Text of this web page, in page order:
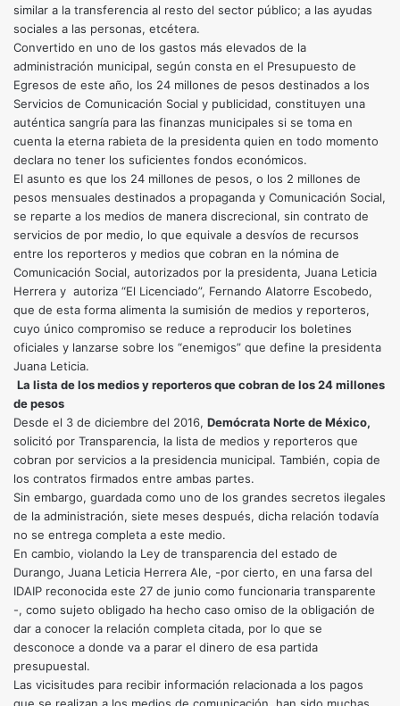
similar a la transferencia al resto del sector público; a las ayudas
sociales a las personas, etcétera.
Convertido en uno de los gastos más elevados de la
administración municipal, según consta en el Presupuesto de
Egresos de este año, los 24 millones de pesos destinados a los
Servicios de Comunicación Social y publicidad, constituyen una
auténtica sangría para las finanzas municipales si se toma en
cuenta la eterna rabieta de la presidenta quien en todo momento
declara no tener los suficientes fondos económicos.
El asunto es que los 24 millones de pesos, o los 2 millones de
pesos mensuales destinados a propaganda y Comunicación Social,
se reparte a los medios de manera discrecional, sin contrato de
servicios de por medio, lo que equivale a desvíos de recursos
entre los reporteros y medios que cobran en la nómina de
Comunicación Social, autorizados por la presidenta, Juana Leticia
Herrera y autoriza “El Licenciado”, Fernando Alatorre Escobedo,
que de esta forma alimenta la sumisión de medios y reporteros,
cuyo único compromiso se reduce a reproducir los boletines
oficiales y lanzarse sobre los “enemigos” que define la presidenta
Juana Leticia.
La lista de los medios y reporteros que cobran de los 24 millones
de pesos
Desde el 3 de diciembre del 2016, Demócrata Norte de México,
solicitó por Transparencia, la lista de medios y reporteros que
cobran por servicios a la presidencia municipal. También, copia de
los contratos firmados entre ambas partes.
Sin embargo, guardada como uno de los grandes secretos ilegales
de la administración, siete meses después, dicha relación todavía
no se entrega completa a este medio.
En cambio, violando la Ley de transparencia del estado de
Durango, Juana Leticia Herrera Ale, -por cierto, en una farsa del
IDAIP reconocida este 27 de junio como funcionaria transparente
-, como sujeto obligado ha hecho caso omiso de la obligación de
dar a conocer la relación completa citada, por lo que se
desconoce a donde va a parar el dinero de esa partida
presupuestal.
Las vicisitudes para recibir información relacionada a los pagos